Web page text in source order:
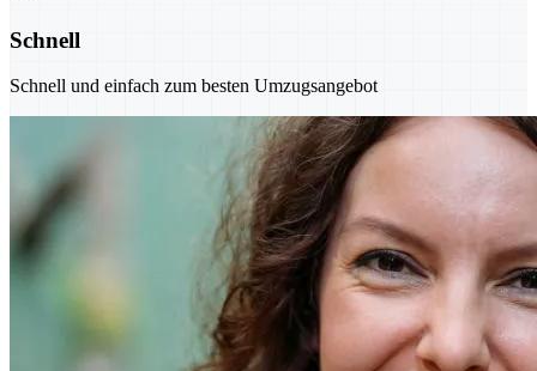
Schnell
Schnell und einfach zum besten Umzugsangebot